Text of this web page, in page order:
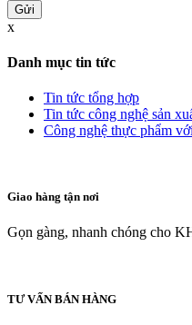
x
Danh mục tin tức
Tin tức tổng hợp
Tin tức công nghệ sản
Công nghệ thực phẩm
Giao hàng tận nơi
Gọn gàng, nhanh chóng cho
TƯ VẤN BÁN HÀNG